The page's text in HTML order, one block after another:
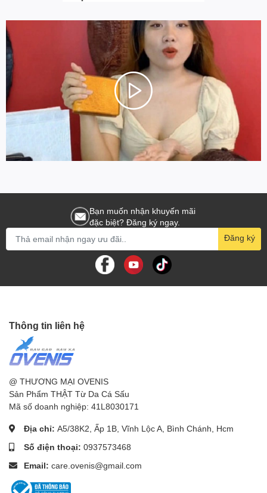
Bạn muốn nhận khuyến mãi
đặc biệt? Đăng ký ngay.
Đăng ký
Thông tin liên hệ
@ THƯƠNG MẠI OVENIS
Sản Phẩm THẬT Từ Da Cá Sấu
Mã số doanh nghiệp: 41L8030171
Địa chỉ: A5/38K2, Ấp 1B, Vĩnh Lộc A, Bình Chánh, Hcm
Số điện thoại: 0937573468
Email: care.ovenis@gmail.com